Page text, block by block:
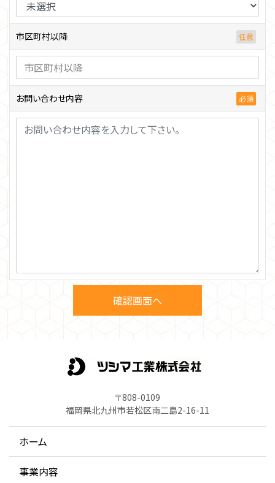
市区町村以降
お問い合わせ内容
〒808-0109
福岡県北九州市若松区南二島2-16-11
ホーム
事業内容